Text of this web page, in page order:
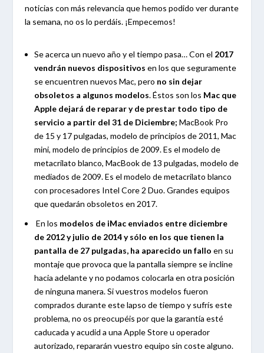
noticias con más relevancia que hemos podido ver durante
la semana, no os lo perdáis. ¡Empecemos!
Se acerca un nuevo año y el tiempo pasa… Con el 2017
vendrán nuevos dispositivos en los que seguramente
se encuentren nuevos Mac, pero no sin dejar
obsoletos a algunos modelos. Éstos son los Mac que
Apple dejará de reparar y de prestar todo tipo de
servicio a partir del 31 de Diciembre; MacBook Pro
de 15 y 17 pulgadas, modelo de principios de 2011, Mac
mini, modelo de principios de 2009. Es el modelo de
metacrilato blanco, MacBook de 13 pulgadas, modelo de
mediados de 2009. Es el modelo de metacrilato blanco
con procesadores Intel Core 2 Duo. Grandes equipos
que quedarán obsoletos en 2017.
En los modelos de iMac enviados entre diciembre
de 2012 y julio de 2014 y sólo en los que tienen la
pantalla de 27 pulgadas, ha aparecido un fallo en su
montaje que provoca que la pantalla siempre se incline
hacia adelante y no podamos colocarla en otra posición
de ninguna manera. Si vuestros modelos fueron
comprados durante este lapso de tiempo y sufrís este
problema, no os preocupéis por que la garantía esté
caducada y acudid a una Apple Store u operador
autorizado, repararán vuestro equipo sin coste alguno.